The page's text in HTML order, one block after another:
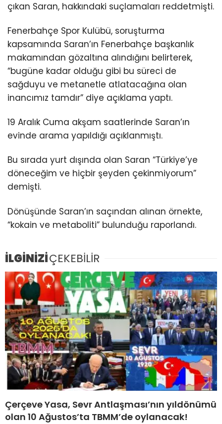
çıkan Saran, hakkındaki suçlamaları reddetmişti.
Fenerbahçe Spor Kulübü, soruşturma
kapsamında Saran’ın Fenerbahçe başkanlık
makamından gözaltına alındığını belirterek,
“bugüne kadar olduğu gibi bu süreci de
sağduyu ve metanetle atlatacağına olan
inancımız tamdır” diye açıklama yaptı.
19 Aralık Cuma akşam saatlerinde Saran’ın
evinde arama yapıldığı açıklanmıştı.
Bu sırada yurt dışında olan Saran “Türkiye’ye
döneceğim ve hiçbir şeyden çekinmiyorum”
demişti.
Dönüşünde Saran’ın saçından alınan örnekte,
“kokain ve metaboliti” bulunduğu raporlandı.
İLGİNİZİÇEKEBİLİR
Çerçeve Yasa, Sevr Antlaşması’nın yıldönümü
olan 10 Ağustos’ta TBMM’de oylanacak!